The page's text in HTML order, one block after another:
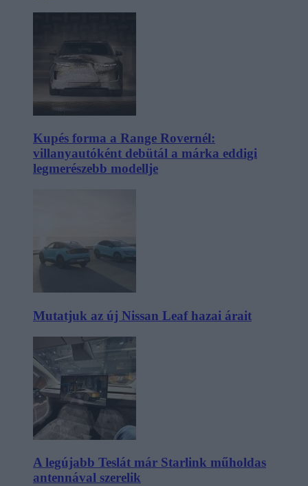
Kupés forma a Range Rovernél:
villanyautóként debütál a márka eddigi
legmerészebb modellje
Mutatjuk az új Nissan Leaf hazai árait
A legújabb Teslát már Starlink műholdas
antennával szerelik